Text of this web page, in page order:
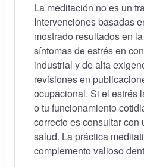
La meditación no es un
Intervenciones basadas
mostrado resultados en
síntomas de estrés en
industrial y de alta
revisiones en
ocupacional. Si el estrés
o tu funcionamiento
correcto es consultar con
salud. La práctica
complemento valioso